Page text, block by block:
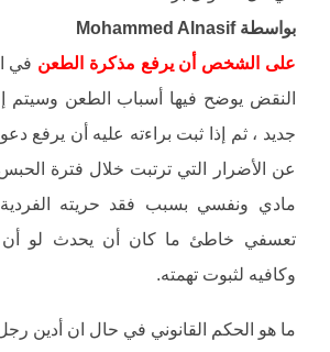
بواسطة Mohammed Alnasif
على الشخص أن يرفع مذكرة الطعن في
النقض يوضح فيها أسباب الطعن وسيتم
جديد ، ثم إذا ثبت براءته عليه أن يرفع
عن الأضرار التي ترتبت خلال فترة
مادي ونفسي بسبب فقد حريته
تعسفي خاطئ ما كان أن يحدث لو أن
وكافيه لثبوت تهمته.
ما هو الحكم القانوني في حال ان أدين